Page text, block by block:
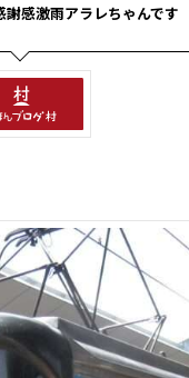
感激雨アラレちゃんです